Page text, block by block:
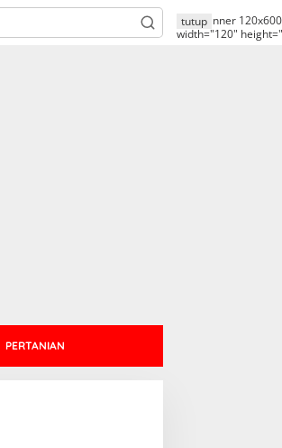
PERTANIAN
tutup
alt="banner
width="120"